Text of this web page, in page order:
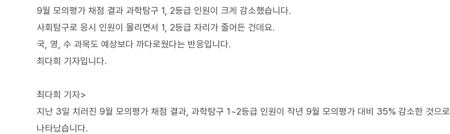
9월 모의평가 채점 결과 과학탐구 1, 2등급 인원이 크게 감소했습니다.
사회탐구로 응시 인원이 몰리면서 1, 2등급 자리가 줄어든 건데요.
국, 영, 수 과목도 예상보다 까다로웠다는 반응입니다.
최다희 기자입니다.
최다희 기자>
지난 3일 치러진 9월 모의평가 채점 결과, 과학탐구 1~2등급 인원이 작년 9월 모의평가 대비 35% 감소한 것으로
나타났습니다.